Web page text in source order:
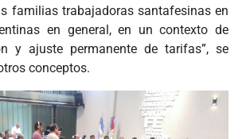
familias trabajadoras santafesinas en
en general, en un contexto de
y ajuste permanente de tarifas”, se
conceptos.